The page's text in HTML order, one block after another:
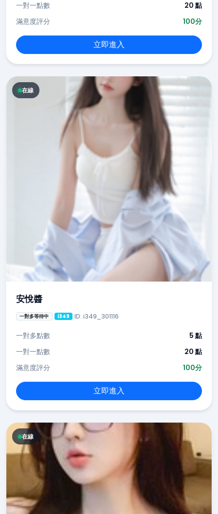
一對一點數
20 點
滿意度評分
100分
立即進入
在線
安悅醬
一對多等待中 i349 ID: i349_301116
一對多點數
5 點
一對一點數
20 點
滿意度評分
100分
立即進入
在線